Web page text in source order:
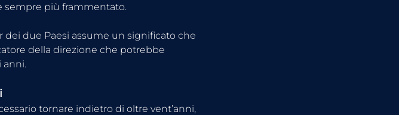
sempre più frammentato.
due Paesi assume un significato che
della direzione che potrebbe
anni.
tornare indietro di oltre vent’anni,